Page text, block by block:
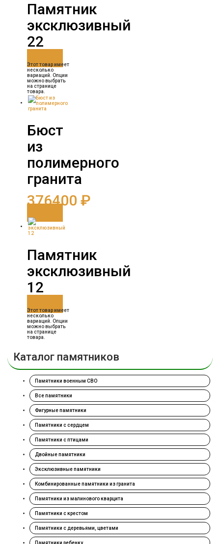
Памятник
эксклюзивный
22
Этот товар имеет
несколько
вариаций. Опции
можно выбрать
на странице
товара.
Бюст
из
полимерного
гранита
376400 ₽
Памятник
эксклюзивный
12
Этот товар имеет
несколько
вариаций. Опции
можно выбрать
на странице
товара.
Каталог памятников
Памятники военным СВО
Все памятники
Фигурные памятники
Памятники с сердцем
Памятники с птицами
Двойные памятники
Эксклюзивные памятники
Комбинированные памятники из гранита
Памятники из малинового кварцита
Памятники с крестом
Памятники с деревьями, цветами
Памятники ребенку